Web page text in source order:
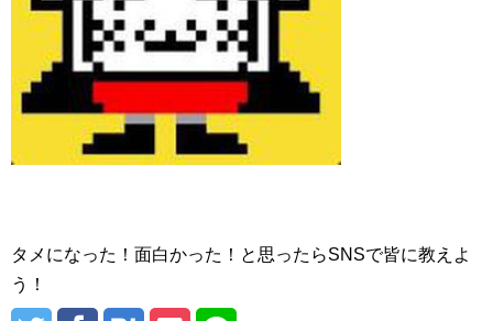
タメになった！面白かった！と思ったらSNSで皆に教えよ
う！